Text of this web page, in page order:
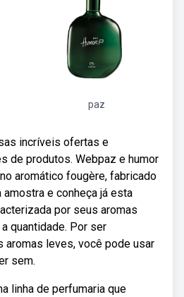
paz
incríveis ofertas e
de produtos. Webpaz e humor
aromático fougère, fabricado
amostra e conheça já esta
por seus aromas
quantidade. Por ser
aromas leves, você pode usar
sem.
linha de perfumaria que